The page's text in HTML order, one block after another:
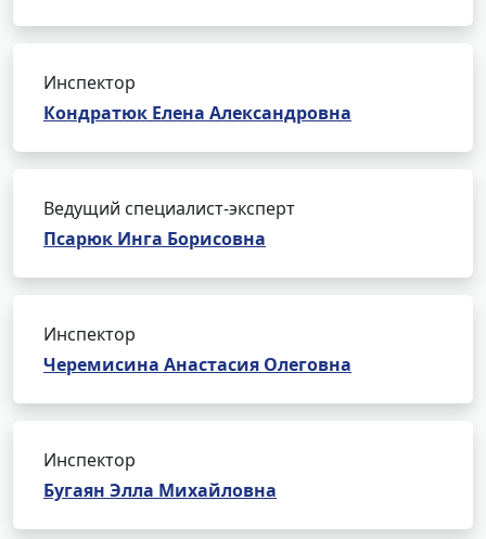
Инспектор
Кондратюк Елена Александровна
Ведущий специалист-эксперт
Псарюк Инга Борисовна
Инспектор
Черемисина Анастасия Олеговна
Инспектор
Бугаян Элла Михайловна